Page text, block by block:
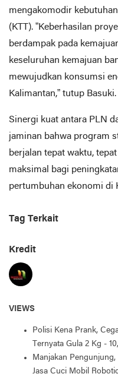
mengakomodir
(KTT). ​”Keberhasilan
berdampak pada
keseluruhan kemajuan
mewujudkan konsumsi
Kalimantan,” tutup Basuki.
​Sinergi kuat antara PLN
jaminan bahwa program
berjalan tepat waktu,
maksimal bagi
pertumbuhan ekonomi di
Tag Terkait
Kredit
VIEWS
Polisi Kena Prank,
Ternyata Gula 2 Kg -
Manjakan
Jasa Cuci Mobil